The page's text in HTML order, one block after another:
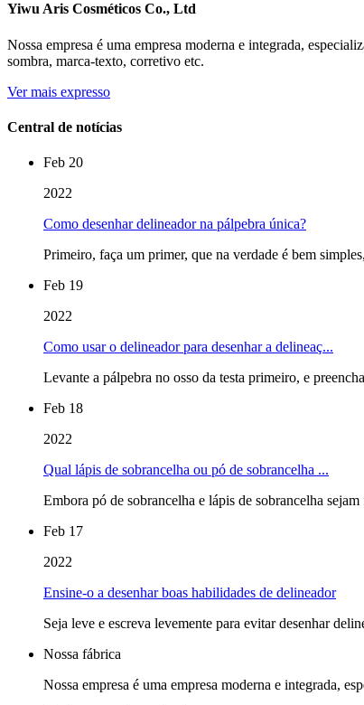
Yiwu Aris Cosméticos Co., Ltd
Nossa empresa é uma empresa moderna e integrada,
sombra, marca-texto, corretivo etc.
Ver mais expresso
Central de notícias
Feb 20
2022
Como desenhar delineador na pálpebra única?
Primeiro, faça um primer, que na verdade é bem
Feb 19
2022
Como usar o delineador para desenhar a delineaç...
Levante a pálpebra no osso da testa primeiro, e
Feb 18
2022
Qual lápis de sobrancelha ou pó de sobrancelha ...
Embora pó de sobrancelha e lápis de sobrancelha
Feb 17
2022
Ensine-o a desenhar boas habilidades de delineador
Seja leve e escreva levemente para evitar desenhar
Nossa fábrica
Nossa empresa é uma empresa moderna e integrada,